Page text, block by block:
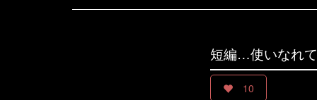
短編…使いなれ
10